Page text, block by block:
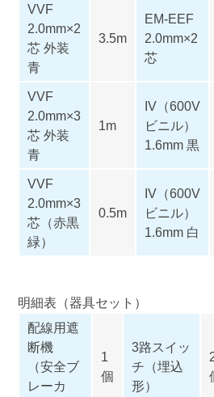
VVF
2.0mm×2
芯 外装
青
3.5m
EM-EEF
2.0mm×2
芯
VVF
2.0mm×3
芯 外装
青
1m
IV（600V
ビニル）
1.6mm 黒
VVF
2.0mm×3
芯（赤黒
緑）
0.5m
IV（600V
ビニル）
1.6mm 白
明細表（器具セット）
配線用遮
断機
（安全ブ
レーカ
1
個
3路スイッ
チ（埋込
形）